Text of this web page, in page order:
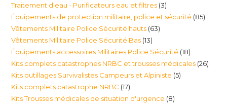
produit
Traitement d'eau - Purificateurs eau et filtres 33
produits
Équipements de protection militaire, police et sécurité 8585
Vêtements Militaire Police Sécurité hauts 6363
Vêtements Militaire Police Sécurité Bas 1313
produits
Équipements accessoires Militaires Police Sécurité 1818
produits
Kits complets catastrophes NRBC et trousses médicales 2626
Kits outillages Survivalistes Campeurs et Alpiniste 55
Kits complets catastrophe NRBC 1717
produits
Kits Trousses médicales de situation d'urgence 88